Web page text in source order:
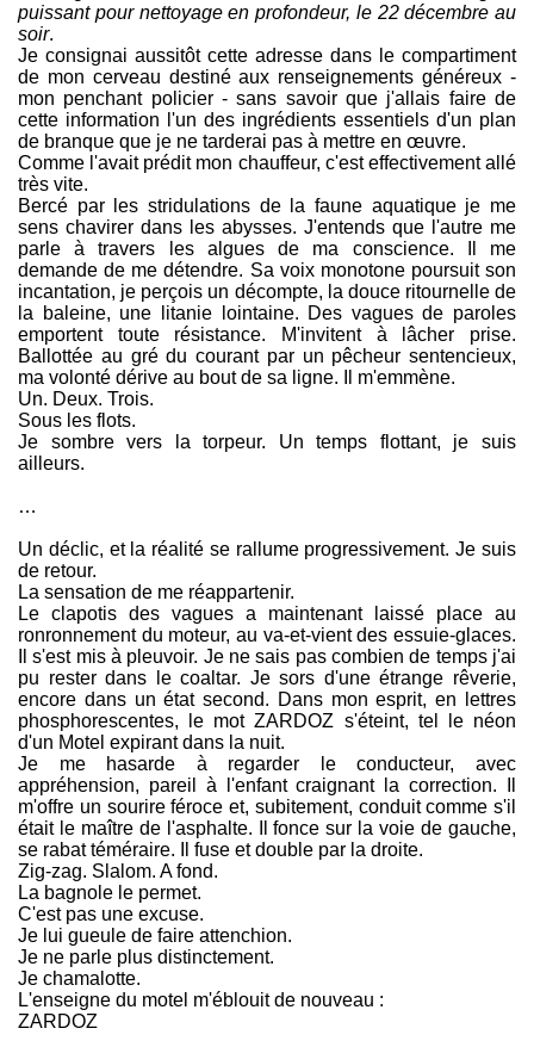
puissant pour nettoyage en profondeur, le 22 décembre au
soir.
Je consignai aussitôt cette adresse dans le compartiment
de mon cerveau destiné aux renseignements généreux -
mon penchant policier - sans savoir que j'allais faire de
cette information l'un des ingrédients essentiels d'un plan
de branque que je ne tarderai pas à mettre en œuvre.
Comme l'avait prédit mon chauffeur, c'est effectivement allé
très vite.
Bercé par les stridulations de la faune aquatique je me
sens chavirer dans les abysses. J'entends que l'autre me
parle à travers les algues de ma conscience. Il me
demande de me détendre. Sa voix monotone poursuit son
incantation, je perçois un décompte, la douce ritournelle de
la baleine, une litanie lointaine. Des vagues de paroles
emportent toute résistance. M'invitent à lâcher prise.
Ballottée au gré du courant par un pêcheur sentencieux,
ma volonté dérive au bout de sa ligne. Il m'emmène.
Un. Deux. Trois.
Sous les flots.
Je sombre vers la torpeur. Un temps flottant, je suis
ailleurs.
…
Un déclic, et la réalité se rallume progressivement. Je suis
de retour.
La sensation de me réappartenir.
Le clapotis des vagues a maintenant laissé place au
ronronnement du moteur, au va-et-vient des essuie-glaces.
Il s'est mis à pleuvoir. Je ne sais pas combien de temps j'ai
pu rester dans le coaltar. Je sors d'une étrange rêverie,
encore dans un état second. Dans mon esprit, en lettres
phosphorescentes, le mot ZARDOZ s'éteint, tel le néon
d'un Motel expirant dans la nuit.
Je me hasarde à regarder le conducteur, avec
appréhension, pareil à l'enfant craignant la correction. Il
m'offre un sourire féroce et, subitement, conduit comme s'il
était le maître de l'asphalte. Il fonce sur la voie de gauche,
se rabat téméraire. Il fuse et double par la droite.
Zig-zag. Slalom. A fond.
La bagnole le permet.
C'est pas une excuse.
Je lui gueule de faire attenchion.
Je ne parle plus distinctement.
Je chamalotte.
L'enseigne du motel m'éblouit de nouveau :
ZARDOZ